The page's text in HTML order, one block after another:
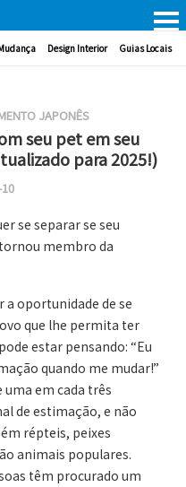
Design Interior Guias Locais
JAPONÊS
seu pet em seu
para 2025!)
se separar se seu
membro da
a oportunidade de se
que lhe permita ter
estar pensando: “Eu
quando me mudar!”
em cada três
de estimação, e não
répteis, peixes
animais populares.
têm procurado um